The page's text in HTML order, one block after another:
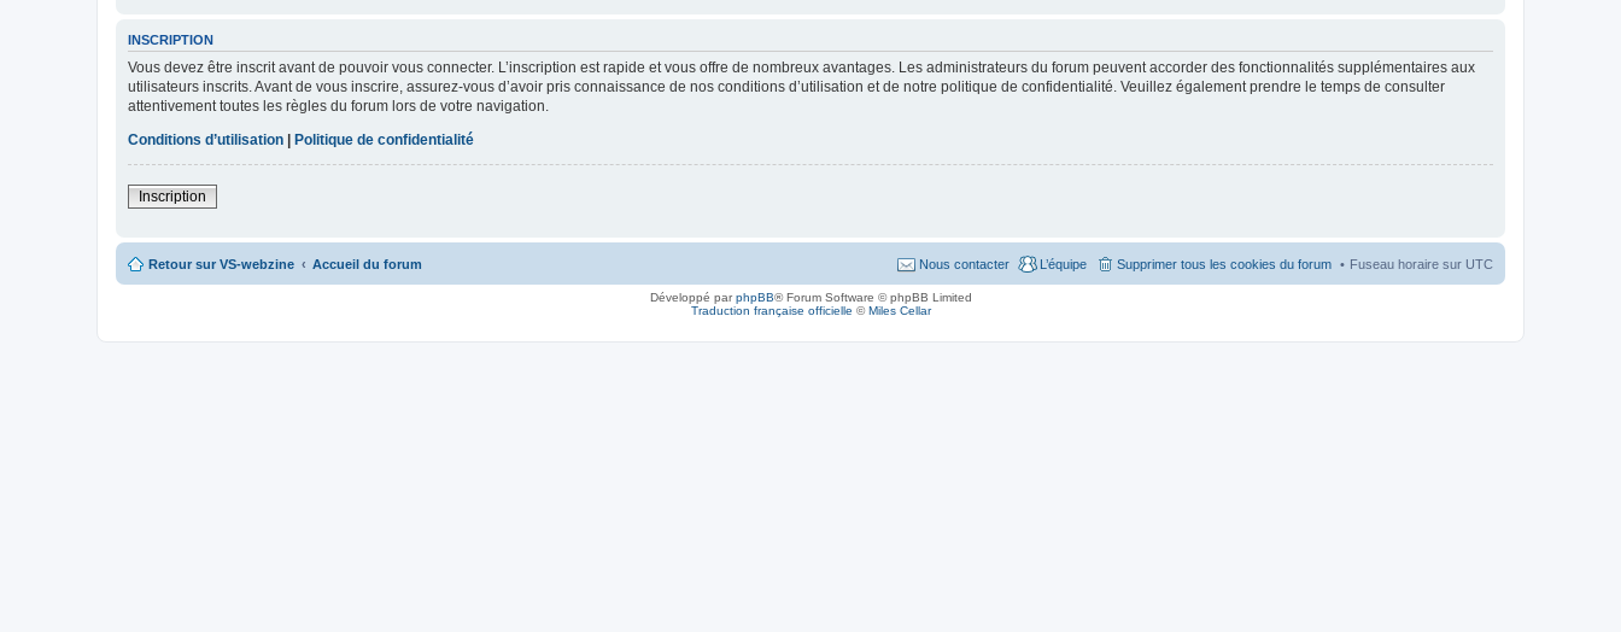
INSCRIPTION
Vous devez être inscrit avant de pouvoir vous connecter. L’inscription est rapide et vous offre de nombreux avantages. Les administrateurs du forum peuvent accorder des fonctionnalités supplémentaires aux
utilisateurs inscrits. Avant de vous inscrire, assurez-vous d’avoir pris connaissance de nos conditions d’utilisation et de notre politique de confidentialité. Veuillez également prendre le temps de consulter
attentivement toutes les règles du forum lors de votre navigation.
Conditions d’utilisation
Politique de confidentialité
Inscription
Retour sur VS-webzine Accueil du forum Fuseau horaire sur UTC
Supprimer tous les cookies du forum
L’équipe
Nous contacter
Développé parphpBB® Forum Software © phpBB Limited
Traduction française officielle ©Miles Cellar